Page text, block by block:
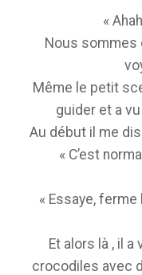
«
Nous sommes
Même le petit
guider et a
Au début il me
« C’est
« Essaye,
Et alors là , il
crocodiles avec